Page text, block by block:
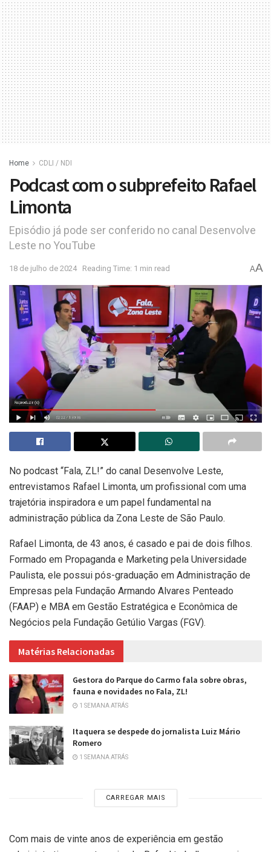
Home CDLI / NDI
Podcast com o subprefeito Rafael
Limonta
Episódio já pode ser conferido no canal Desenvolve
Leste no YouTube
18 de julho de 2024 Reading Time: 1 min read AA
No podcast “Fala, ZL!” do canal Desenvolve Leste,
entrevistamos Rafael Limonta, um profissional com uma
trajetória inspiradora e um papel fundamental na
administração pública da Zona Leste de São Paulo.
Rafael Limonta, de 43 anos, é casado e pai de dois filhos.
Formado em Propaganda e Marketing pela Universidade
Paulista, ele possui pós-graduação em Administração de
Empresas pela Fundação Armando Alvares Penteado
(FAAP) e MBA em Gestão Estratégica e Econômica de
Negócios pela Fundação Getúlio Vargas (FGV).
Matérias Relacionadas
Gestora do Parque do Carmo fala sobre obras,
fauna e novidades no Fala, ZL!
1 SEMANA ATRÁS
Itaquera se despede do jornalista Luiz Mário
Romero
1 SEMANA ATRÁS
CARREGAR MAIS
Com mais de vinte anos de experiência em gestão